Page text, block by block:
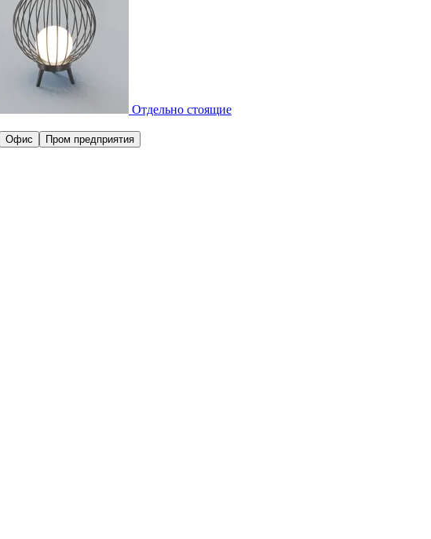
Отдельно стоящие
Офис Пром предприятия